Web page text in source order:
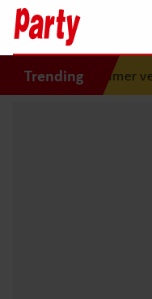
Trending
verrast jonge